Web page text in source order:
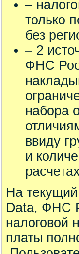
–
только
без
– 2
ФНС
набора
ввиду
и
На
Data, ФНС
налоговой
платы